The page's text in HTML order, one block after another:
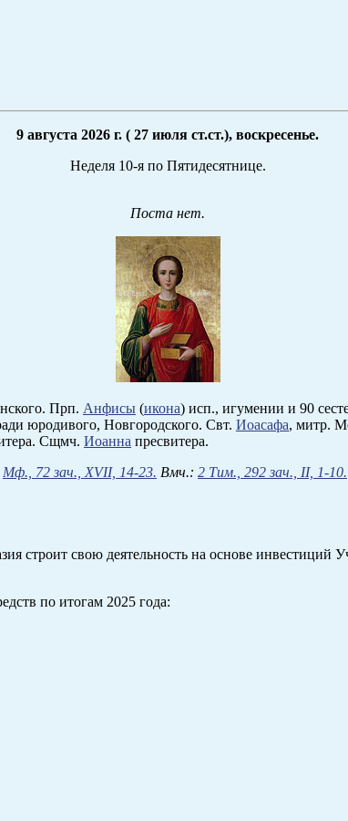
9 августа 2026 г. ( 27 июля ст.ст.), воскресенье.
Неделя 10-я по Пятидесятнице.
Поста нет.
Прп. Анфисы (икона) исп., игумении и 90
юродивого, Новгородского. Свт. Иоасафа, митр.
Сщмч. Иоанна пресвитера.
Мф., 72 зач., XVII, 14-23. Вмч.: 2 Тим., 292 зач., II, 1-10.
строит свою деятельность на основе инвестиций
по итогам 2025 года: